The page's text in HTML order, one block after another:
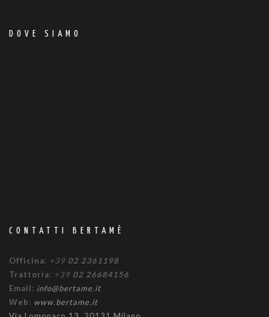
DOVE SIAMO
CONTATTI BERTAMÈ
Officina: +39 02 2361198
Trattoria: +39 02 26684156
Email: info@bertame.it
Web: www.bertame.it